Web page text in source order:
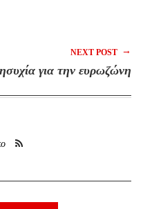
NEXT POST →
για την ευρωζώνη